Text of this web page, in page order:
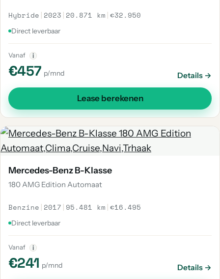
Hybride | 2023 | 20.871 km |€32.950
Direct leverbaar
Vanaf i
€457 p/mnd Details →
Lease berekenen
Mercedes-Benz B-Klasse
180 AMG Edition Automaat
Benzine | 2017 | 95.481 km |€16.495
Direct leverbaar
Vanaf i
€241 p/mnd Details →